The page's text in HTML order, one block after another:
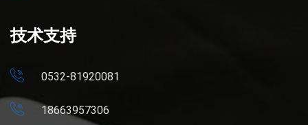
技术支持
0532-81920081
18663957306